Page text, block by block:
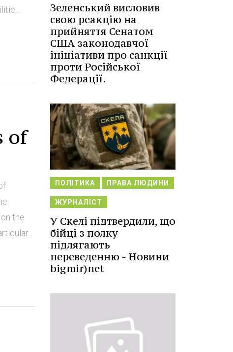
of
the
Зеленський висловив
свою реакцію на
прийняття Сенатом
США законодавчої
ініціативи про санкції
проти Російської
Федерації.
ПОЛІТИКА ПРАВА ЛЮДИНИ
ЖУРНАЛІСТ
У Скелі підтвердили, що
бійці з полку
підлягають
переведенню - Новини
bigmir)net